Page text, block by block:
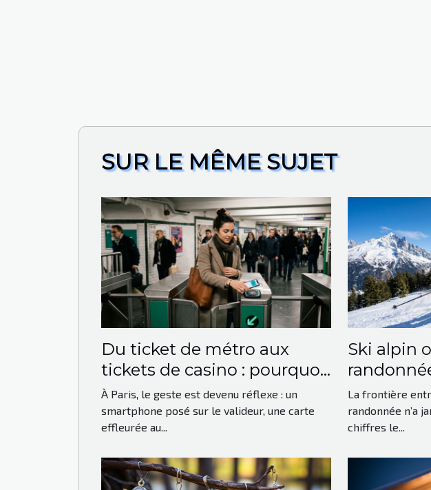
SUR LE MÊME SUJET
Du ticket de métro aux
tickets de casino : pourquoi
le paiement sans contact
s’impose à Paris
À Paris, le geste est devenu réflexe : un
smartphone posé sur le valideur, une carte
effleurée au...
Ski alpin
mode
pratique
La frontière
randonnée n’a
chiffres le...